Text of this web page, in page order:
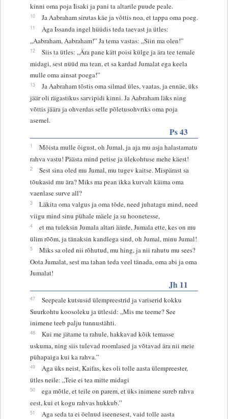
kinni oma poja Iisaki ja pani ta altarile puude peale.
10 Ja Aabraham sirutas käe ja võttis noa, et tappa oma poeg.
11
Aga Issanda ingel hüüdis teda taevast ja ütles:
„Aabraham, Aabraham!” Ja tema vastas: „Siin ma olen!”
12
Siis ta ütles: „Ära pane kätt poisi külge ja ära tee temale
midagi, sest nüüd ma tean, et sa kardad Jumalat ega keela
mulle oma ainsat poega!”
13
Ja Aabraham tõstis oma silmad üles, vaatas, ja ennäe, üks
jäär oli rägastikus sarvipidi kinni. Ja Aabraham läks ning
võttis jäära ja ohverdas selle põletusohvriks oma poja
asemel.
Ps 43
1
Mõista mulle õigust, oh Jumal, ja aja mu asja halastamatu
rahva vastu! Päästa mind petise ja ülekohtuse mehe käest!
2
Sest sina oled mu Jumal, mu tugev kaitse. Mispärast sa
tõukasid mu ära? Miks ma pean ikka kurvalt käima oma
vaenlase surve all?
3
Läkita oma valgus ja oma tõde, need juhatagu mind, need
viigu mind sinu pühale mäele ja su hoonetesse,
4
et ma tuleksin Jumala altari äärde, Jumala ette, kes on mu
ülim rõõm, ja tänaksin kandlega sind, oh Jumal, minu Jumal!
5
Miks sa oled nii rõhutud, mu hing, ja nii rahutu mu sees?
Oota Jumalat, sest ma tahan teda veel tänada, oma abi ja oma
Jumalat!
Jh 11
47
Seepeale kutsusid ülempreestrid ja variserid kokku
Suurkohtu koosoleku ja ütlesid: „Mis me teeme? See
inimene teeb palju tunnustähti.
48
Kui me jätame ta rahule, hakkavad kõik temasse
uskuma, ning siis tulevad roomlased ja võtavad ära nii meie
pühapaiga kui ka rahva.”
49
Aga üks neist, Kaifas, kes oli tolle aasta ülempreester,
ütles neile: „Teie ei tea mitte midagi
50
ega mõtle, et teile on parem, et üks inimene sureb rahva
eest, kui et kogu rahvas hukkub.”
51
Aga seda ta ei öelnud iseenesest, vaid tolle aasta